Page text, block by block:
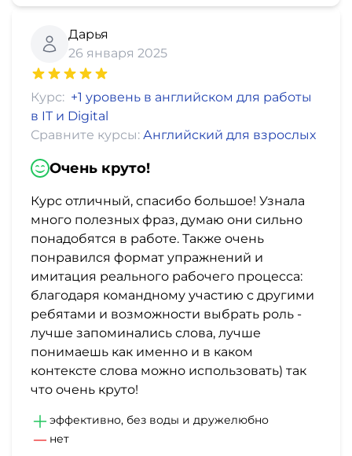
Дарья
26 января 2025
Курс: +1 уровень в английском для работы
в IT и Digital
Сравните курсы: Английский для взрослых
Очень круто!
Курс отличный, спасибо большое! Узнала
много полезных фраз, думаю они сильно
понадобятся в работе. Также очень
понравился формат упражнений и
имитация реального рабочего процесса:
благодаря командному участию с другими
ребятами и возможности выбрать роль -
лучше запоминались слова, лучше
понимаешь как именно и в каком
контексте слова можно использовать) так
что очень круто!
эффективно, без воды и дружелюбно
нет